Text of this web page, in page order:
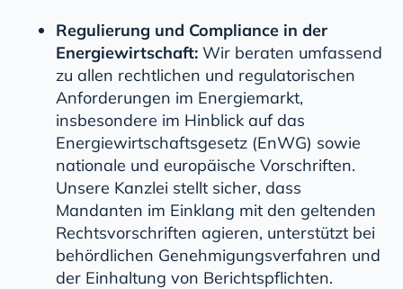
Regulierung und Compliance in der
Energiewirtschaft: Wir beraten umfassend
zu allen rechtlichen und regulatorischen
Anforderungen im Energiemarkt,
insbesondere im Hinblick auf das
Energiewirtschaftsgesetz (EnWG) sowie
nationale und europäische Vorschriften.
Unsere Kanzlei stellt sicher, dass
Mandanten im Einklang mit den geltenden
Rechtsvorschriften agieren, unterstützt bei
behördlichen Genehmigungsverfahren und
der Einhaltung von Berichtspflichten.